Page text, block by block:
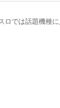
ロでは話題機種